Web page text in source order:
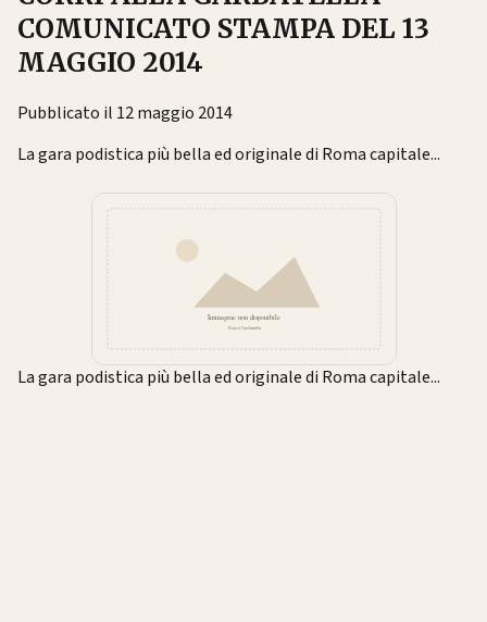
COMUNICATO STAMPA DEL 13
MAGGIO 2014
Pubblicato il 12 maggio 2014
La gara podistica più bella ed originale di Roma capitale...
La gara podistica più bella ed originale di Roma capitale...